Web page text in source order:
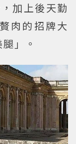
加上後天勤
肉的招牌大
」。